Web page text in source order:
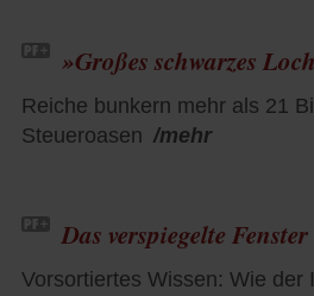
»Großes schwarzes
Reiche bunkern mehr als 21
Steueroasen /mehr
Das verspiegelte Fenster
Vorsortiertes Wissen: Wie der